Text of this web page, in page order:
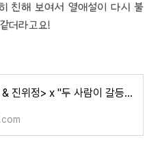
친해 보여서 열애설이 다시 불
더라고요!
배우<조로사 & 진위정> x "두 사람이 갈등을 겪고 있다고요?" (기사)